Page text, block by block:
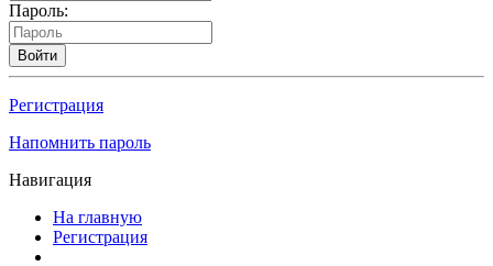
Пароль:
Войти
Регистрация
Напомнить пароль
Навигация
На главную
Регистрация